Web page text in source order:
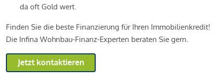
da oft Gold wert.
Finden Sie die beste Finanzierung für Ihren Immobilienkredit!
Die Infina Wohnbau-Finanz-Experten beraten Sie gern.
Jetzt kontaktieren